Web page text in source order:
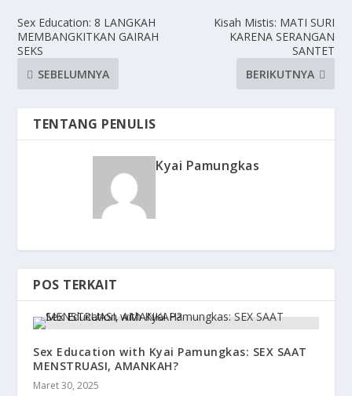
Sex Education: 8 LANGKAH
MEMBANGKITKAN GAIRAH
SEKS
SEBELUMNYA
Kisah Mistis: MATI SURI
KARENA SERANGAN
SANTET
BERIKUTNYA
TENTANG PENULIS
Kyai Pamungkas
POS TERKAIT
Sex Education with Kyai Pamungkas: SEX SAAT
MENSTRUASI, AMANKAH?
Maret 30, 2025